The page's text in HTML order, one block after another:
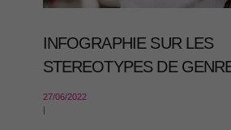
INFOGRAPHIE SUR LES
STEREOTYPES DE
27/06/2022
|